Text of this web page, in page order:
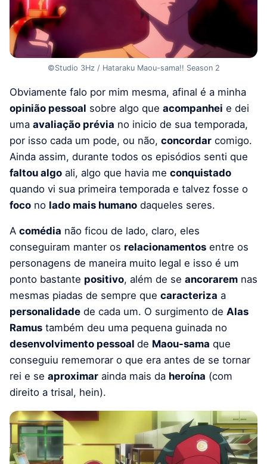
©Studio 3Hz / Hataraku Maou-sama!! Season 2
Obviamente falo por mim mesma, afinal é a minha
opinião pessoal sobre algo que acompanhei e dei
uma avaliação prévia no inicio de sua temporada,
por isso cada um pode, ou não, concordar comigo.
Ainda assim, durante todos os episódios senti que
faltou algo ali, algo que havia me conquistado
quando vi sua primeira temporada e talvez fosse o
foco no lado mais humano daqueles seres.
A comédia não ficou de lado, claro, eles
conseguiram manter os relacionamentos entre os
personagens de maneira muito legal e isso é um
ponto bastante positivo, além de se ancorarem nas
mesmas piadas de sempre que caracteriza a
personalidade de cada um. O surgimento de Alas
Ramus também deu uma pequena guinada no
desenvolvimento pessoal de Maou-sama que
conseguiu rememorar o que era antes de se tornar
rei e se aproximar ainda mais da heroína (com
direito a trisal, hein).